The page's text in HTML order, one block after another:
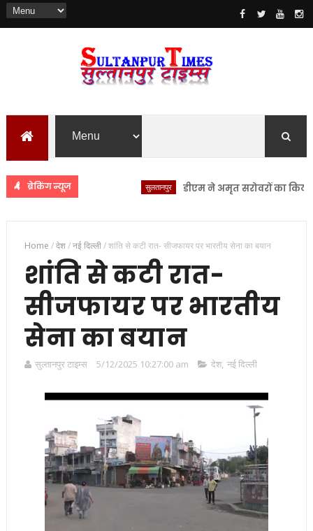
ब्रेकिंग न्यूज डीएम ने अमृत सरोवरों का किया
Home /देश/नई दिल्ली/शांति से कटी रात- सीजफायर पर भारतीय सेना का बयान
शांति से कटी रात-
सीजफायर पर भारतीय
सेना का बयान
सुल्तानपुर टाइम्स 5/12/2025 10:27:00 am देश, नई दिल्ली